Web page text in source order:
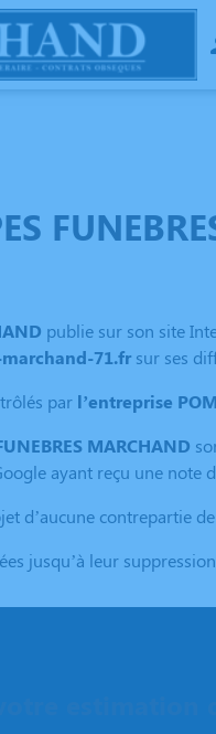
ESPACES
publie sur son site
71.fr sur ses
par l’entreprise
MARCHAND
ayant reçu une note
d’aucune contrepartie
jusqu’à leur